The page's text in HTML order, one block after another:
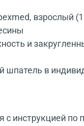
взрослый
и
в
инструкцией